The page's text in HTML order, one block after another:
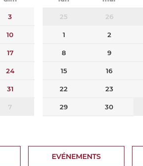
3
10
17
24
31
7
25 26
1 2
8 9
15 16
22 23
29 30
EVÉNEMENTS